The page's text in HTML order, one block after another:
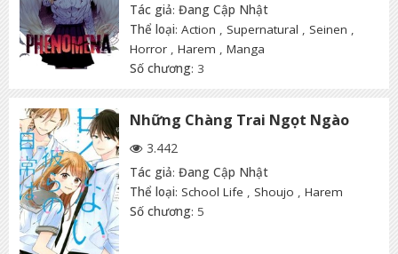
Tác giả: Đang Cập Nhật
Thể loại: Action , Supernatural , Seinen ,
Horror , Harem , Manga
Số chương: 3
Những Chàng Trai Ngọt Ngào
3.442
Tác giả: Đang Cập Nhật
Thể loại: School Life , Shoujo , Harem
Số chương: 5